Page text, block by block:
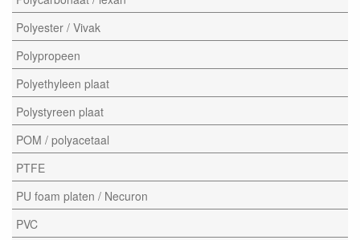
Polyester / Vivak
Polypropeen
Polyethyleen plaat
Polystyreen plaat
POM / polyacetaal
PTFE
PU foam platen / Necuron
PVC